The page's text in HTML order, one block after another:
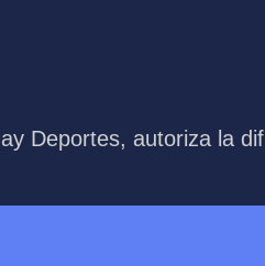
Deportes, autoriza la